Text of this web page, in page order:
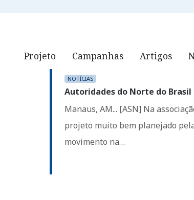
Projeto Campanhas Artigos
NOTÍCIAS
Autoridades do Norte do
Manaus, AM... [ASN] Na
projeto muito bem planejado
movimento na…